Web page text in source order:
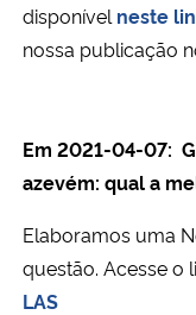
Ministério da Mulher, da
Secretaria de Governo
Advocacia-Geral da União
disponível neste
nossa publicação
Em 2021-04-07:
azevém: qual a
Elaboramos uma
questão. Acesse o
LAS